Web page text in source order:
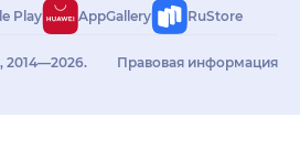
Play AppGallery RuStore
2014—2026.
Правовая информация